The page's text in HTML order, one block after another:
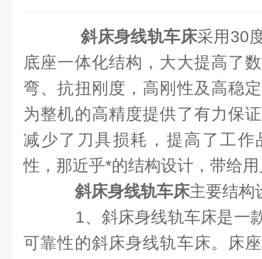
斜床身线轨车床采用30
底座一体化结构，大大提高了
弯、抗扭刚度，高刚性及高稳
为整机的高精度提供了有力保
减少了刀具损耗，提高了工
性，那近乎*的结构设计，带给
斜床身线轨车床主要结构
1、斜床身线轨车床是一
可靠性的斜床身线轨车床。床